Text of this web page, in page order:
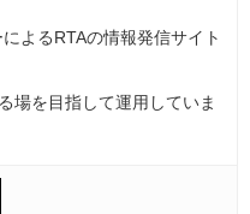
よるRTAの情報発信サイト
場を目指して運用していま